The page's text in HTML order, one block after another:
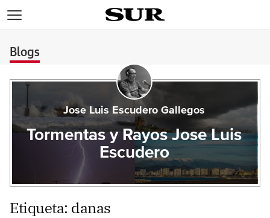
Blogs
Jose Luis Escudero Gallegos
Tormentas y Rayos Jose Luis
Escudero
Etiqueta: danas